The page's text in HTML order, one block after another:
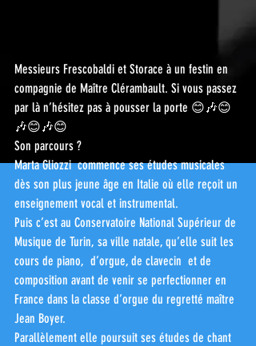
Messieurs Frescobaldi et Storace à un festin en
compagnie de Maître Clérambault. Si vous passez
par là n’hésitez pas à pousser la porte 😊🎶😊
🎶😊🎶😊
Son parcours ?
Marta Gliozzi  commence ses études musicales
dès son plus jeune âge en Italie où elle reçoit un
enseignement vocal et instrumental.
Puis c’est au Conservatoire National Supérieur de
Musique de Turin, sa ville natale, qu’elle suit les
cours de piano,  d’orgue, de clavecin  et de
composition avant de venir se perfectionner en
France dans la classe d’orgue du regretté maître
Jean Boyer.
Parallèlement elle poursuit ses études de chant